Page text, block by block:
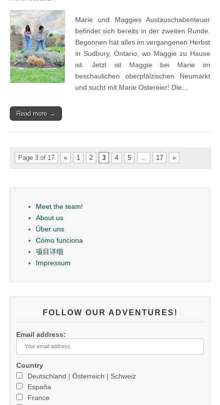
Marie und Maggies Austauschabenteuer
befindet sich bereits in der zweiten Runde.
Begonnen hat alles im vergangenen Herbst
in Sudbury, Ontario, wo Maggie zu Hause
ist. Jetzt ist Maggie bei Marie im
beschaulichen oberpfälzischen Neumarkt
und sucht mit Marie Ostereier! Die…
Read more →
Page 3 of 17 « 1 2 3 4 5 17 »
Meet the team!
About us
Über uns
Cómo funciona
项目详细
Impressum
FOLLOW OUR ADVENTURES!
Email address:
Country
Deutschland | Österreich | Schweiz
España
France